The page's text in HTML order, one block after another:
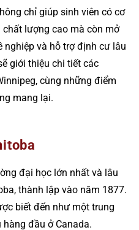
chỉ giúp sinh viên có cơ
lượng cao mà còn mở
nghiệp và hỗ trợ định cư lâu
giới thiệu chi tiết các
cùng những điểm
mang lại.
đại học lớn nhất và lâu
thành lập vào năm 1877.
biết đến như một trung
đầu ở Canada.